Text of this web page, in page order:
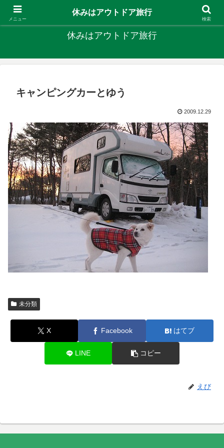
キャンプ、釣り、旅行など外遊びを楽しんでます
休みはアウトドア旅行
キャンピングカーとゆう
2009.12.29
未分類
X Facebook はてブ
LINE コピー
えび
メニュー
休みはアウトドア旅行
検索